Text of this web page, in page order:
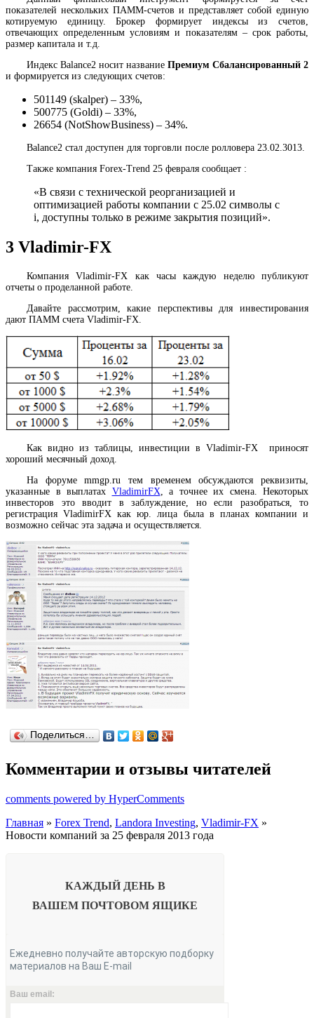
показателей нескольких ПАММ-счетов и представляет собой единую
котируемую единицу. Брокер формирует индексы из счетов,
отвечающих определенным условиям и показателям – срок работы,
размер капитала и т.д.
Индекс Balance2 носит название Премиум Сбалансированный 2
и формируется из следующих счетов:
501149 (skalper) – 33%,
500775 (Goldi) – 33%,
26654 (NotShowBusiness) – 34%.
Balance2 стал доступен для торговли после ролловера 23.02.3013.
Также компания Forex-Trend 25 февраля сообщает :
«В связи с технической реорганизацией и
оптимизацией работы компании с 25.02 символы с
i, доступны только в режиме закрытия позиций».
3 Vladimir-FX
Компания Vladimir-FX как часы каждую неделю публикуют
отчеты о проделанной работе.
Давайте рассмотрим, какие перспективы для инвестирования
дают ПАММ счета Vladimir-FX.
Как видно из таблицы, инвестиции в Vladimir-FX приносят
хороший месячный доход.
На форуме mmgp.ru тем временем обсуждаются реквизиты,
указанные в выплатах VladimirFX, а точнее их смена. Некоторых
инвесторов это вводит в заблуждение, но если разобраться, то
регистрация VladimirFX как юр. лица была в планах компании и
возможно сейчас эта задача и осуществляется.
Поделиться…
Комментарии и отзывы читателей
comments powered by HyperComments
Главная » Forex Trend, Landora Investing, Vladimir-FX »
Новости компаний за 25 февраля 2013 года
КАЖДЫЙ ДЕНЬ В
ВАШЕМ ПОЧТОВОМ ЯЩИКЕ
Ежедневно получайте авторскую подборку
материалов на Ваш E-mail
Ваш email: